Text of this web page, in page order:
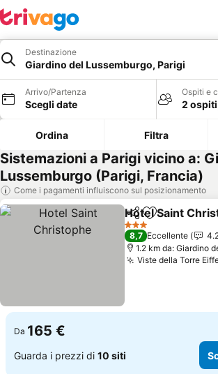
Destinazione
Giardino del Lussemburgo, Parigi
Arrivo/Partenza
Scegli date
Ospiti e
2
Ordina Filtra
Sistemazioni a Parigi vicino a:
Lussemburgo (Parigi, Francia)
Come i pagamenti influiscono sul posizionamento
CondividiAggiungi ai
Hotel Saint
3 Stelle
8,7 Eccellente
1.2 km da: Giardino
Viste della Torre
Da 165 €
Guarda i prezzi di 10 siti